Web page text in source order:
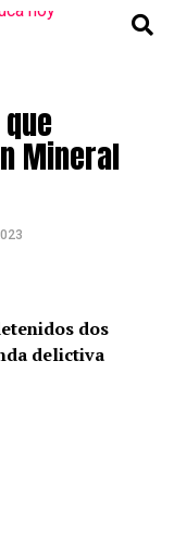
Mineral
dos
delictiva